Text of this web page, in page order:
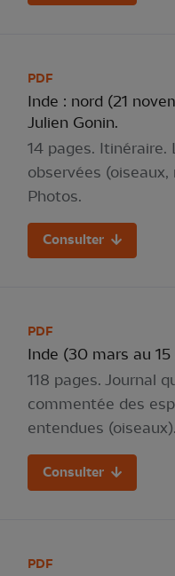
PDF
Inde : nord (21
Julien Gonin.
14 pages. Itinéraire.
observées
Photos.
Consulter
PDF
Inde (30 mars au
118 pages. Journal
commentée des
entendues (oiseaux).
Consulter
PDF